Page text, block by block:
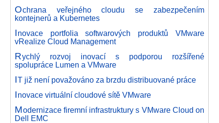
Ochrana veřejného cloudu se zabezpečením
kontejnerů a Kubernetes
Inovace portfolia softwarových produktů VMware
vRealize Cloud Management
Rychlý rozvoj inovací s podporou rozšířené
spolupráce Lumen a VMware
IT již není považováno za brzdu distribuované práce
Inovace virtuální cloudové sítě VMware
Modernizace firemní infrastruktury s VMware Cloud on
Dell EMC